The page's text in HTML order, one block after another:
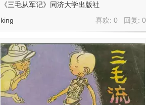
《三毛从军记》同济大学出版社
喜欢: 0 回复:0
king